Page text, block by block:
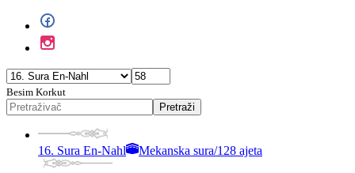
Besim Korkut
Pretraži
16. Sura En-Nahl Mekanska sura/128 ajeta